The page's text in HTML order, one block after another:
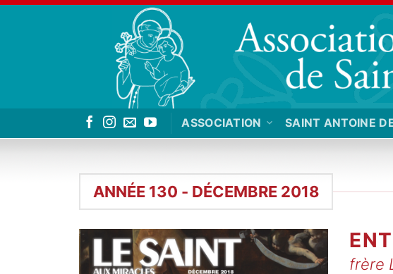
Passer
ASSOCIATION SAINT ANTOINE
ANNÉE 130 - DÉCEMBRE 2018
frère